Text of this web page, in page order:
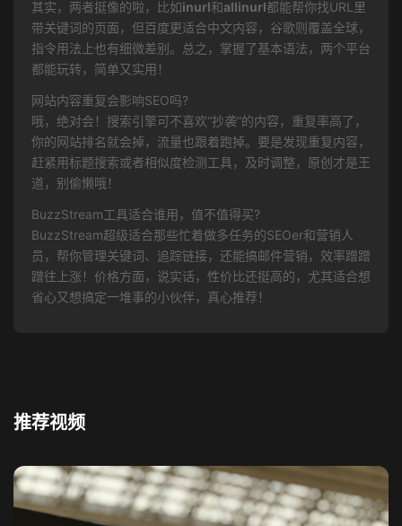
其实，两者挺像的啦，比如 inurl 和allinurl 都能帮你找URL里
带关键词的页面，但百度更适合中文内容，谷歌则覆盖全球，
指令用法上也有细微差别。总之，掌握了基本语法，两个平台
都能玩转，简单又实用！
网站内容重复会影响SEO吗?
哦，绝对会！搜索引擎可不喜欢“抄袭”的内容，重复率高了，
你的网站排名就会掉，流量也跟着跑掉。要是发现重复内容，
赶紧用标题搜索或者相似度检测工具，及时调整，原创才是王
道，别偷懒哦！
BuzzStream工具适合谁用，值不值得买?
BuzzStream超级适合那些忙着做多任务的SEOer和营销人
员，帮你管理关键词、追踪链接，还能搞邮件营销，效率蹭蹭
蹭往上涨！价格方面，说实话，性价比还挺高的，尤其适合想
省心又想搞定一堆事的小伙伴，真心推荐！
推荐视频